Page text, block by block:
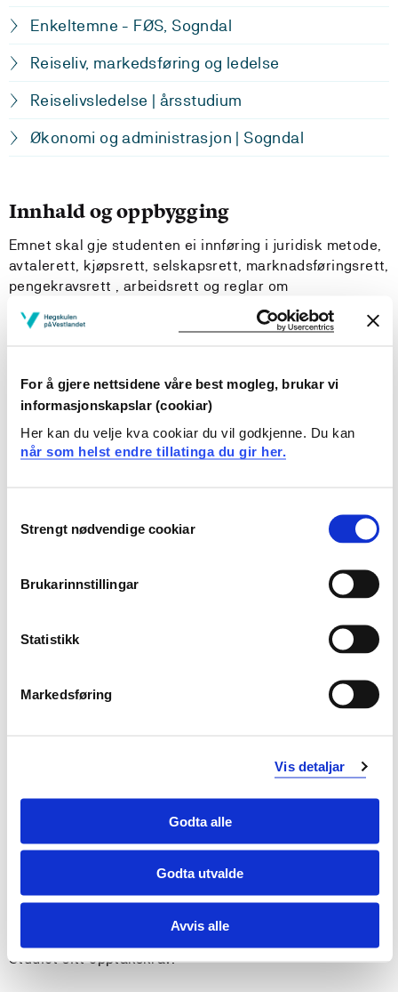
For å gjere nettsidene våre best mogleg, brukar vi
informasjonskapslar (cookiar)
Her kan du velje kva cookiar du vil godkjenne. Du kan
når som helst endre tillatinga du gir her.
Selection
Strengt nødvendige cookiar
Brukarinnstillingar
Statistikk
Markedsføring
Vis detaljar
Godta alle
Godta utvalde
Avvis alle
Enkeltemne - FØS, Sogndal
Reiseliv, markedsføring og ledelse
Reiselivsledelse | årsstudium
Økonomi og administrasjon | Sogndal
Innhald og oppbygging
Emnet skal gje studenten ei innføring i juridisk metode,
avtalerett, kjøpsrett, selskapsrett, marknadsføringsrett,
pengekravsrett , arbeidsrett og reglar om
tvangsfullbyrding, gjeldsforhandling- og konkurs.
Kunnskapar:
Studenten skal
relevante innafor det økonomisk- administrative
fagområdet.
Ferdigheiter:
kunne løyse juridiske problemstillingar innanfor
Studenten skal
ha eit bevisst forhold til minimunsrettane dei lovfesta
Krav til forkunnskapar
Studiet sitt opptakskrav.